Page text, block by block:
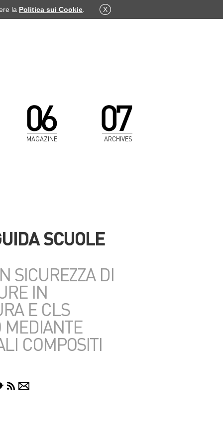
MAGAZINE ARCHIVES
SCUOLE
SICUREZZA DI
IN
E CLS
MEDIANTE
COMPOSITI
la Politica sui Cookie X